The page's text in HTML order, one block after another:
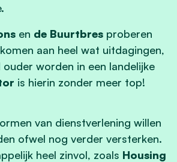
en de Buurtbresproberen
aan heel wat uitdagingen,
ouder worden in een landelijke
is hierin zonder meer top!
van dienstverlening willen
ofwel nog verder versterken.
heel zinvol, zoals Housing